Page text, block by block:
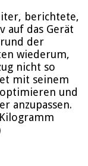
berichtete,
auf das Gerät
der
wiederum,
nicht so
mit seinem
und
anzupassen.